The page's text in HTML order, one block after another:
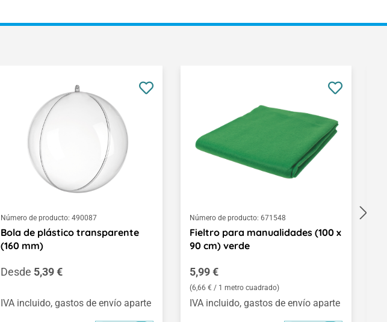
Número de producto: 490087
Bola de plástico transparente
(160 mm)
Precio normal:
Desde 5,39 €
IVA incluido, gastos de envío aparte
Número de producto: 671548
Fieltro para manualidades (100 x
90 cm) verde
Precio normal:
5,99 €
(6,66 € / 1 metro cuadrado)
IVA incluido, gastos de envío aparte